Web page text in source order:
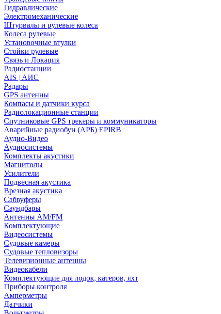
Гидравлические
Электромеханические
Штурвалы и рулевые колеса
Колеса рулевые
Установочные втулки
Стойки рулевые
Связь и Локация
Радиостанции
AIS | АИС
Радары
GPS антенны
Компасы и датчики курса
Радиолокационные станции
Спутниковые GPS трекеры и коммуникаторы
Аварийные радиобуи (АРБ) EPIRB
Аудио-Видео
Аудиосистемы
Комплекты акустики
Магнитолы
Усилители
Подвесная акустика
Врезная акустика
Сабвуферы
Саундбары
Антенны AM/FM
Комплектующие
Видеосистемы
Судовые камеры
Cудовые тепловизоры
Телевизионные антенны
Видеокабели
Комплектующие для лодок, катеров, яхт
Приборы контроля
Амперметры
Датчики